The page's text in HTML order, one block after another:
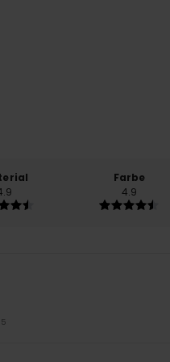
Farbe
4.9